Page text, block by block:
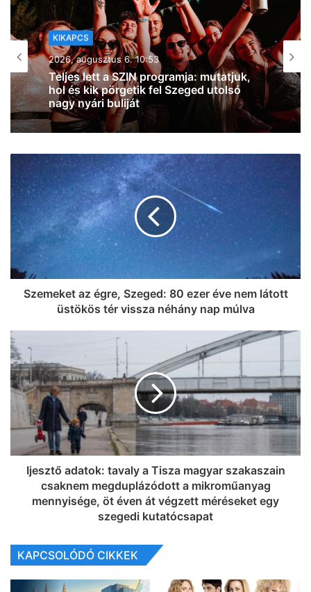
KIKAPCS
2026, augusztus 5. 18:57
Két nap, két világ: natúrborok és
specialty kávék várnak a hétvégén
Szegeden a Próbafülkében
Szemeket az égre, Szeged: 80 ezer éve nem látott
üstökös tér vissza néhány nap múlva
Ijesztő adatok: tavaly a Tisza magyar szakaszain
csaknem megduplázódott a mikroműanyag
mennyisége, öt éven át végzett méréseket egy
szegedi kutatócsapat
KAPCSOLÓDÓ CIKKEK